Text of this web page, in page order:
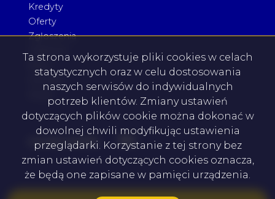
Kredyty
Oferty
Zgłoszenia
Kontakt
social media Facebook
Facebook
Ta strona wykorzystuje pliki cookies w celach
statystycznych oraz w celu dostosowania
naszych serwisów do indywidualnych
potrzeb klientów. Zmiany ustawień
dotyczących plików cookie można dokonać w
dowolnej chwili modyfikując ustawienia
przeglądarki. Korzystanie z tej strony bez
zmian ustawień dotyczących cookies oznacza,
że będą one zapisane w pamięci urządzenia.